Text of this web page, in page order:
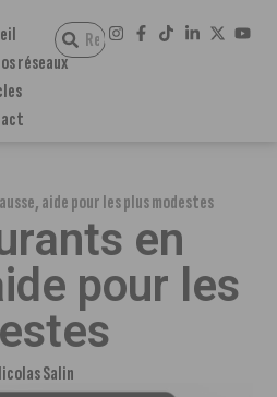
réseaux
aide pour les plus modestes
en
pour les
Salin